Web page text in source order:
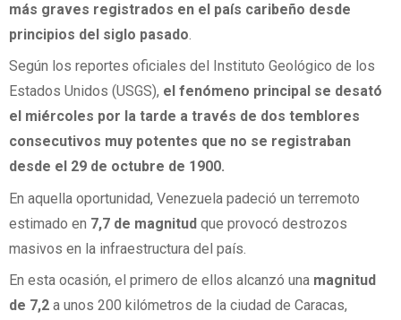
más graves registrados en el país caribeño desde
principios del siglo pasado.
Según los reportes oficiales del Instituto Geológico de los
Estados Unidos (USGS), el fenómeno principal se desató
el miércoles por la tarde a través de dos temblores
consecutivos muy potentes que no se registraban
desde el 29 de octubre de 1900.
En aquella oportunidad, Venezuela padeció un terremoto
estimado en 7,7 de magnitud que provocó destrozos
masivos en la infraestructura del país.
En esta ocasión, el primero de ellos alcanzó una magnitud
de 7,2 a unos 200 kilómetros de la ciudad de Caracas,